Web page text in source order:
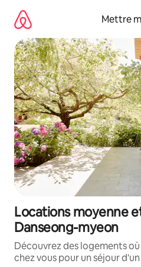
directement
contenu
Mettre
Locations moyenne
Danseong-myeon
Découvrez des logements
chez vous pour un séjour